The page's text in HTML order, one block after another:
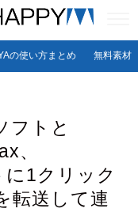
の使い方まとめ 無料素材
フトと
、
1クリック
転送して連